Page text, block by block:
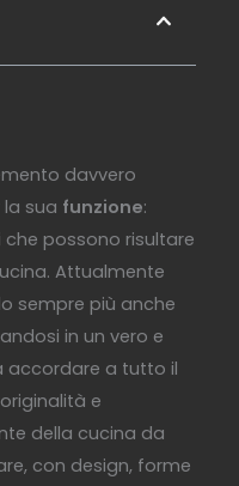
davvero
sua funzione:
possono risultare
Attualmente
sempre più anche
in un vero e
accordare a tutto il
e
della cucina da
con design, forme